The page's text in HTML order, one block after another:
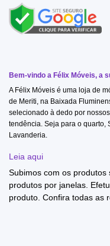
Bem-vindo a Félix Móveis, a
A Félix Móveis é uma loja de
de Meriti, na Baixada
selecionado à dedo por
tendência. Seja para o quarto,
Lavanderia.
Leia aqui
Subimos com os produtos
produtos por janelas.
produto. Confira todas as